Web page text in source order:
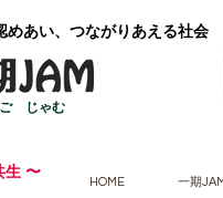
あい、つながりあえる社会
じゃむ
生 〜
HOME 一期